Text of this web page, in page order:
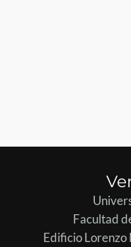
Facultad
Edificio Lorenzo